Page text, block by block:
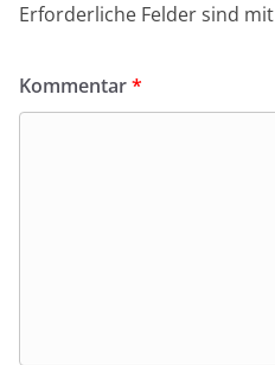
Erforderliche Felder sind mit
Kommentar*